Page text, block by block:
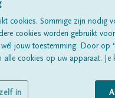
cookies. Sommige zijn nodig
cookies worden gebruikt
jouw toestemming. Door op
alle cookies op uw apparaat. Je
in